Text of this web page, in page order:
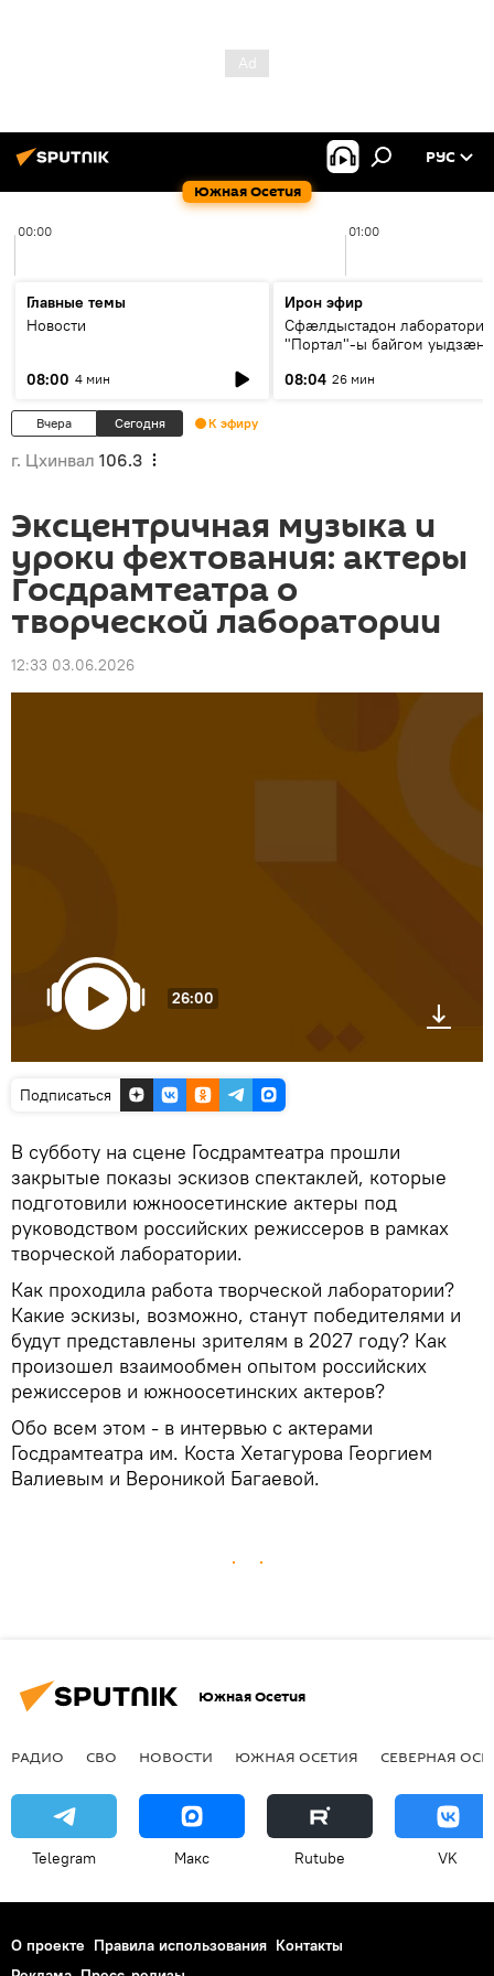
Южная Осетия
РУС
00:00 01:00
Главные темы
Новости
08:00 4 мин
Ирон эфир
Сфæлдыстадон лаборатори
"Портал"-ы байгом уыдзæн
Æхсары куыстыты равдыст
08:04 26 мин
Вчера Сегодня К эфиру
г. Цхинвал 106.3
Эксцентричная музыка и
уроки фехтования: актеры
Госдрамтеатра о
творческой лаборатории
12:33 03.06.2026
26:00
Подписаться
В субботу на сцене Госдрамтеатра прошли
закрытые показы эскизов спектаклей, которые
подготовили южноосетинские актеры под
руководством российских режиссеров в рамках
творческой лаборатории.
Как проходила работа творческой лаборатории?
Какие эскизы, возможно, станут победителями и
будут представлены зрителям в 2027 году? Как
произошел взаимообмен опытом российских
режиссеров и южноосетинских актеров?
Обо всем этом - в интервью с актерами
Госдрамтеатра им. Коста Хетагурова Георгием
Валиевым и Вероникой Багаевой.
Южная Осетия
РАДИО СВО НОВОСТИ ЮЖНАЯ ОСЕТИЯ СЕВЕРНАЯ
Telegram Макс Rutube VK
О проекте Правила использования Контакты